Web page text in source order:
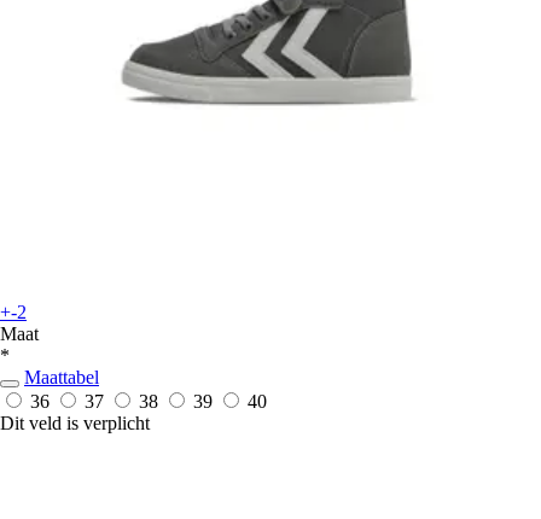
+-2
Maat
*
Maattabel
36
37 38 39
40
Dit veld is verplicht